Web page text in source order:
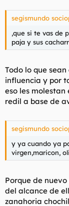
segismundo
,que si te vas de
paja y sus
Todo lo que
influencia y por
eso les
redil a base de
segismundo
y ya cuando ya
virgen,maricon,
Porque de
del alcance de
zanahoria